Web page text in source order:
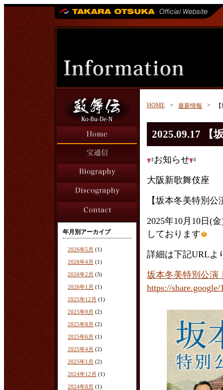
年月別アーカイブ
2026年5月 (1)
2026年4月 (1)
2026年2月 (3)
2026年1月 (1)
2025年12月 (1)
2025年9月 (2)
2025年8月 (2)
2025年6月 (1)
2025年4月 (2)
2025年1月 (2)
2024年12月 (1)
2024年8月 (1)
HOME > 最新情報 >
2025.09.17 【
お知らせ
大阪新歌舞伎座
【坂本冬美特別
2025年10月10日(
しております
詳細は下記URLよ
坂本冬美特別公演
https://